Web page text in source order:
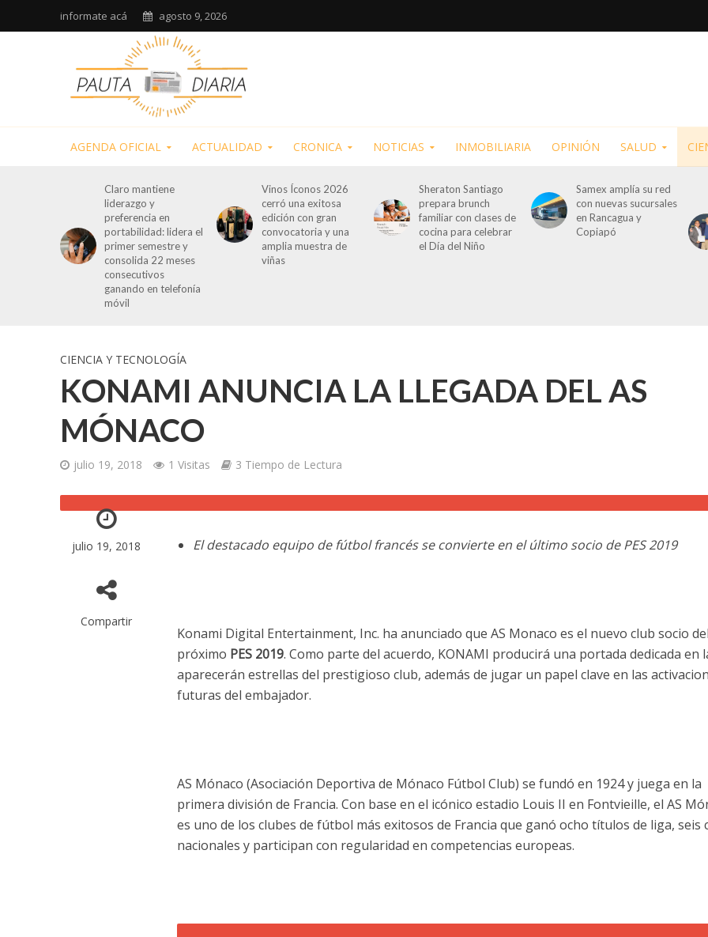
informate acá agosto 9, 2026
AGENDA OFICIAL ACTUALIDAD CRONICA NOTICIAS INMOBILIARIA OPINIÓN SALUD
Claro mantiene
liderazgo y
preferencia en
portabilidad: lidera el
primer semestre y
consolida 22 meses
consecutivos
ganando en telefonía
móvil
Vinos Íconos 2026
cerró una exitosa
edición con gran
convocatoria y una
amplia muestra de
viñas
Sheraton Santiago
prepara brunch
familiar con clases de
cocina para celebrar
el Día del Niño
Samex amplía su red
con nuevas sucursales
en Rancagua y
Copiapó
CIENCIA Y TECNOLOGÍA
KONAMI ANUNCIA LA LLEGADA DEL AS
MÓNACO
julio 19, 2018 1 Visitas 3 Tiempo de Lectura
julio 19, 2018
Compartir
El destacado equipo de fútbol francés se convierte en el último socio de PES 2019
Konami Digital Entertainment, Inc. ha anunciado que AS Monaco es el nuevo club socio del
próximo PES 2019. Como parte del acuerdo, KONAMI producirá una portada dedicada en
aparecerán estrellas del prestigioso club, además de jugar un papel clave en las
futuras del embajador.
AS Mónaco (Asociación Deportiva de Mónaco Fútbol Club) se fundó en 1924 y juega en la
primera división de Francia. Con base en el icónico estadio Louis II en Fontvieille, el AS
es uno de los clubes de fútbol más exitosos de Francia que ganó ocho títulos de liga, seis
nacionales y participan con regularidad en competencias europeas.